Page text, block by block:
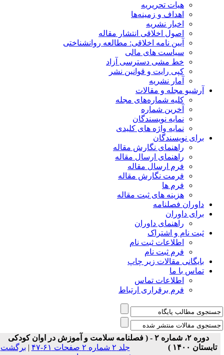
هیات تحریریه
اهداف و زمینه‌ها
اخبار نشریه
اصول اخلاقی انتشار مقاله
آیین نامه اخلاقی: مطالعه روانشناختی
سیاست های مالی
خط مشی دسترسی آزاد
کپی رایت و قوانین نشر
آمار نشریه
آرشیو مجله و مقالات
کلیه شماره‌های مجله
آخرین شماره
نمایه نویسندگان
نمایه واژه های کلیدی
برای نویسندگان
راهنمای نگارش مقاله
راهنمای ارسال مقاله
فرم ارسال مقاله
فرمت نگارش مقاله
فرم ها
هزینه های ثبت مقاله
داوران فصلنامه
برای داوران
راهنمای داوران
ثبت نام و اشتراک
اطلاعات ثبت نام
فرم ثبت نام
بایگانی مقالات زیر چاپ
تماس با ما
اطلاعات تماس
فرم برقراری ارتباط
دوره ۲، شماره ۲ - ( فصلنامه سلامت و آموزش در اوان کودکی
تابستان ۱۴۰۰ )
جلد ۲ شماره ۲ صفحات ۶۱-۴۷ |برگشت